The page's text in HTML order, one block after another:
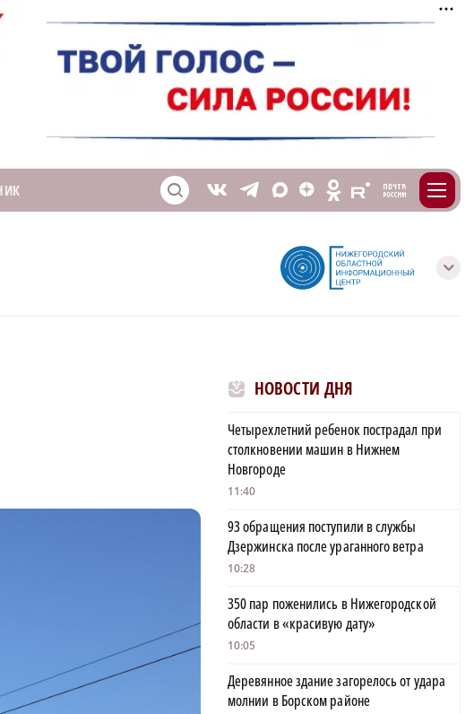
S V T X Z O E m
с
НОВОСТИ ДНЯ
Четырехлетний ребенок пострадал при
столкновении машин в Нижнем
Новгороде
11:40
93 обращения поступили в службы
Дзержинска после ураганного ветра
10:28
350 пар поженились в Нижегородской
области в «красивую дату»
10:05
Деревянное здание загорелось от удара
молнии в Борском районе